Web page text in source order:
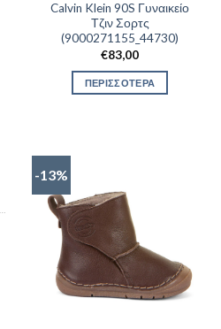
Calvin Klein 90S Γυναικείο
Τζιν Σορτς
(9000271155_44730)
€83,00
ΠΕΡΙΣΣΟΤΕΡΑ
-13%